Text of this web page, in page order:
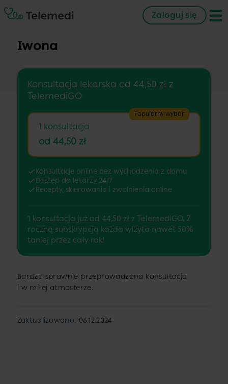
Zaloguj się
Iwona
Konsultacja lekarska od 44,50 zł z
TelemediGO
Popularny wybór
1 konsultacja
od 44,50 zł
Konsultacje online bez wychodzenia z domu
Dostęp do lekarzy 24/7
Recepty, skierowania i zwolnienia online
1 konsultacja już od 44,50 zł z TelemediGO. Z
roczną subskrypcją każda wizyta nawet 50%
taniej przez cały rok!
Bardzo sprawnie przeprowadzona konsultacja
i w miłej atmosferze.
Zaktualizowano: 06.12.2024